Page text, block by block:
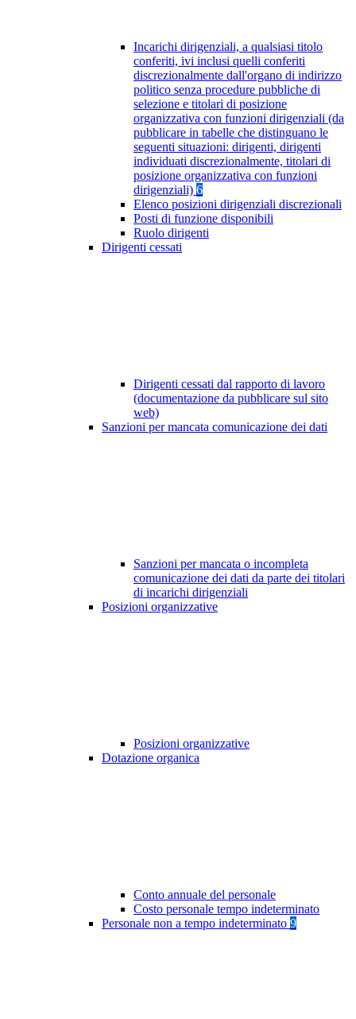
Incarichi dirigenziali, a qualsiasi titolo
conferiti, ivi inclusi quelli conferiti
discrezionalmente dall'organo di indirizzo
politico senza procedure pubbliche di
selezione e titolari di posizione
organizzativa con funzioni dirigenziali (da
pubblicare in tabelle che distinguano le
seguenti situazioni: dirigenti, dirigenti
individuati discrezionalmente, titolari di
posizione organizzativa con funzioni
dirigenziali) 6
Elenco posizioni dirigenziali discrezionali
Posti di funzione disponibili
Ruolo dirigenti
Dirigenti cessati
Dirigenti cessati dal rapporto di lavoro
(documentazione da pubblicare sul sito
web)
Sanzioni per mancata comunicazione dei dati
Sanzioni per mancata o incompleta
comunicazione dei dati da parte dei titolari
di incarichi dirigenziali
Posizioni organizzative
Posizioni organizzative
Dotazione organica
Conto annuale del personale
Costo personale tempo indeterminato
Personale non a tempo indeterminato 9